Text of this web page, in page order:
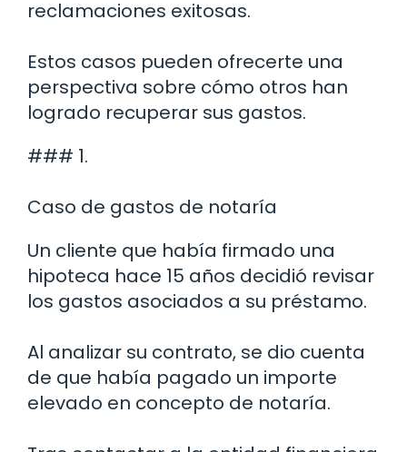
reclamaciones exitosas.
Estos casos pueden ofrecerte una
perspectiva sobre cómo otros han
logrado recuperar sus gastos.
### 1.
Caso de gastos de notaría
Un cliente que había firmado una
hipoteca hace 15 años decidió revisar
los gastos asociados a su préstamo.
Al analizar su contrato, se dio cuenta
de que había pagado un importe
elevado en concepto de notaría.